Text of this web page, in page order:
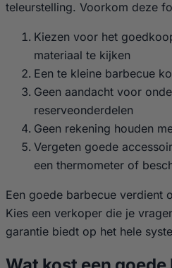
teleurstelling. Voorkom deze
Kiezen voor het
materiaal te kijken
Een te kleine barbecue
Geen aandacht voor
reserveonderdelen
Geen rekening houden
Vergeten goede
een thermometer of
Een goede barbecue verdient
Kies een verkoper die je
garantie biedt op het hele